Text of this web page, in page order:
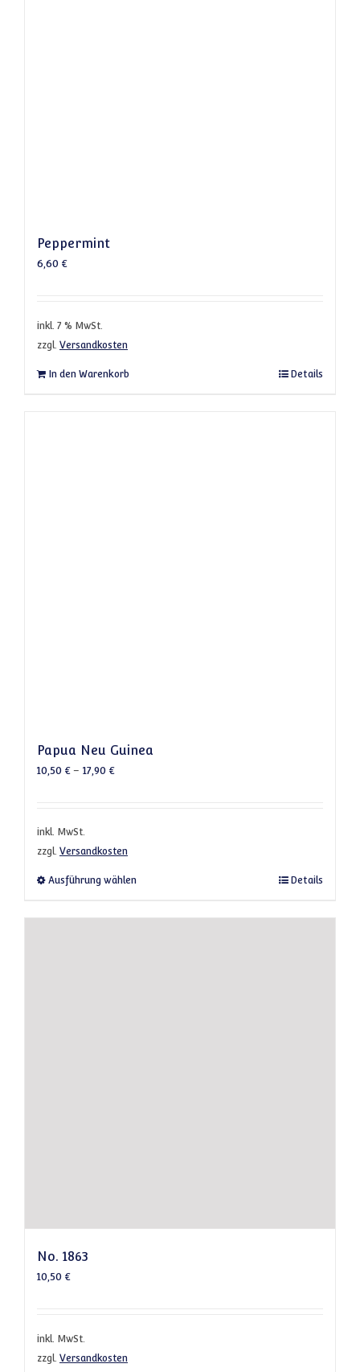
Peppermint
6,60 €
inkl. 7 % MwSt.
zzgl. Versandkosten
In den Warenkorb Details
Papua Neu Guinea
10,50 €– 17,90 €
inkl. MwSt.
zzgl. Versandkosten
Ausführung wählen Dieses Produkt weist mehrere Varianten
Details
No. 1863
10,50 €
inkl. MwSt.
zzgl. Versandkosten